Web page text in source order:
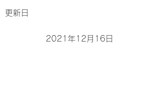
更新日
2021年12月16日